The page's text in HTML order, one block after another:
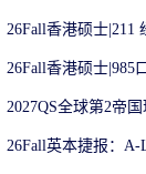
26Fall香港硕士|211
26Fall香港硕士|985
2027QS全球第2帝
26Fall英本捷报：